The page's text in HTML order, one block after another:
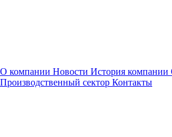
О компании Новости История компании
Производственный сектор Контакты